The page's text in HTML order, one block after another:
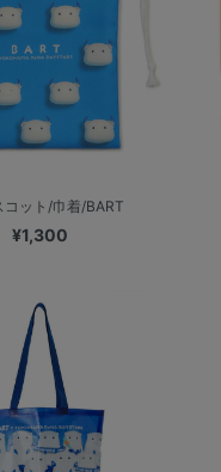
コット/巾着/BART
¥1,300